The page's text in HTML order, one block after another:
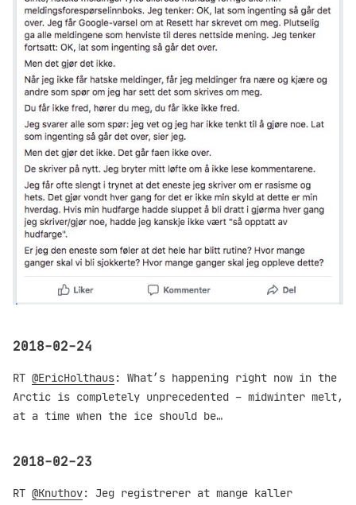
2018-02-24
RT @EricHolthaus: What’s happening right now in the
Arctic is completely unprecedented – midwinter melt,
at a time when the ice should be…
2018-02-23
RT @Knuthov: Jeg registrerer at mange kaller